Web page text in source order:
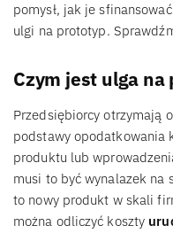
pomysł, jak je
ulgi na prototyp.
Czym jest ulga na
Przedsiębiorcy otrzymają
podstawy opodatkowania
produktu lub
musi to być wynalazek na
to nowy produkt w skali
można odliczyć koszty